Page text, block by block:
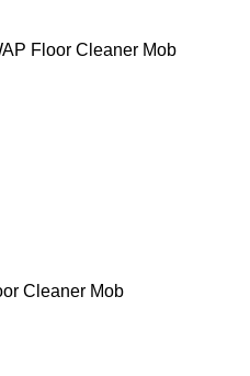
Floor Cleaner Mob
Cleaner Mob